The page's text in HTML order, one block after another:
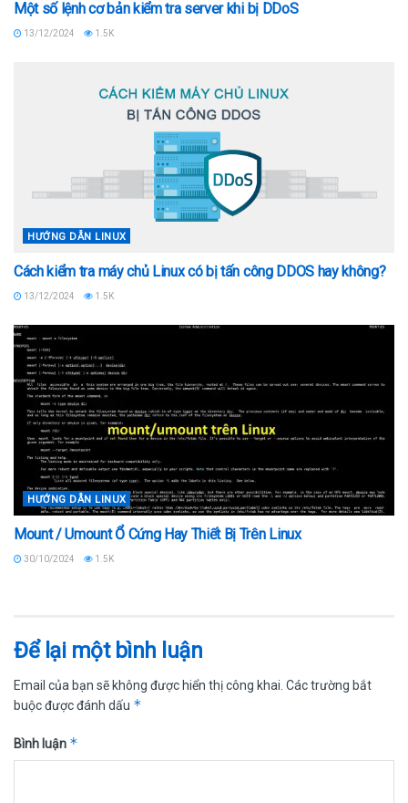
Một số lệnh cơ bản kiểm tra server khi bị DDoS
13/12/2024 1.5K
HƯỚNG DẪN LINUX
Cách kiểm tra máy chủ Linux có bị tấn công DDOS hay không?
13/12/2024 1.5K
HƯỚNG DẪN LINUX
Mount / Umount Ổ Cứng Hay Thiết Bị Trên Linux
30/10/2024 1.5K
Để lại một bình luận
Email của bạn sẽ không được hiển thị công khai. Các trường bắt
buộc được đánh dấu *
Bình luận *